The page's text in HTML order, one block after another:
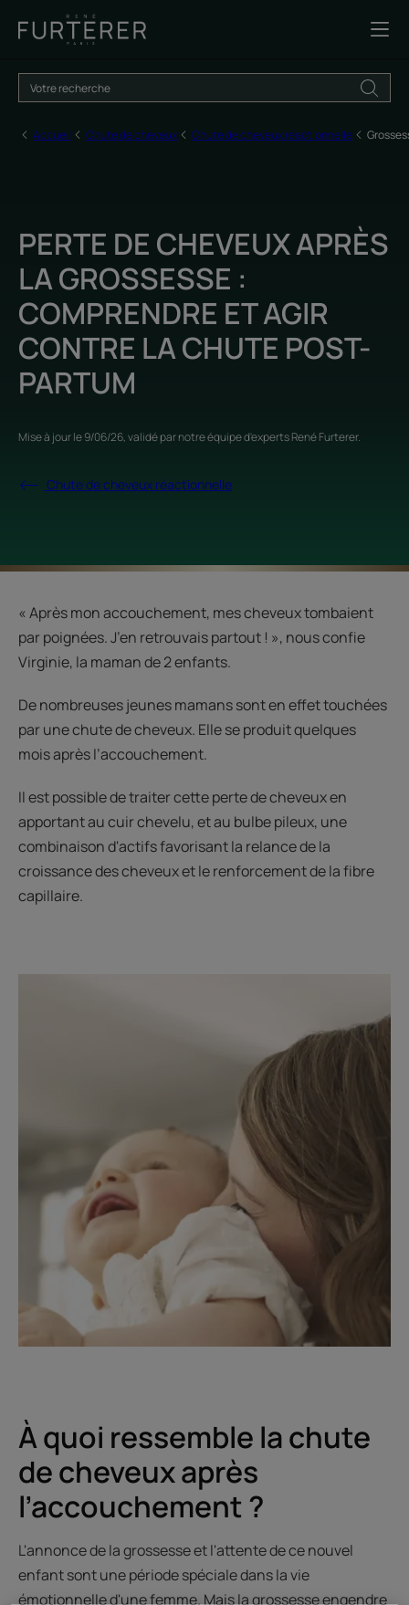
Accueil Chute de cheveux Chute de cheveux réactionnelle
PERTE DE CHEVEUX APRÈS
LA GROSSESSE :
COMPRENDRE ET AGIR
CONTRE LA CHUTE POST-
PARTUM
Mise à jour le9/06/26, validé parnotre équipe d'experts René Furterer.
Chute de cheveux réactionnelle
« Après mon accouchement, mes cheveux tombaient
par poignées. J’en retrouvais partout ! », nous confie
Virginie, la maman de 2 enfants.
De nombreuses jeunes mamans sont en effet touchées
par une chute de cheveux. Elle se produit quelques
mois après l’accouchement.
Il est possible de traiter cette perte de cheveux en
apportant au cuir chevelu, et au bulbe pileux, une
combinaison d'actifs favorisant la relance de la
croissance des cheveux et le renforcement de la fibre
capillaire.
À quoi ressemble la chute
de cheveux après
l’accouchement ?
L'annonce de la grossesse et l'attente de ce nouvel
enfant sont une période spéciale dans la vie
émotionnelle d'une femme. Mais la grossesse engendre